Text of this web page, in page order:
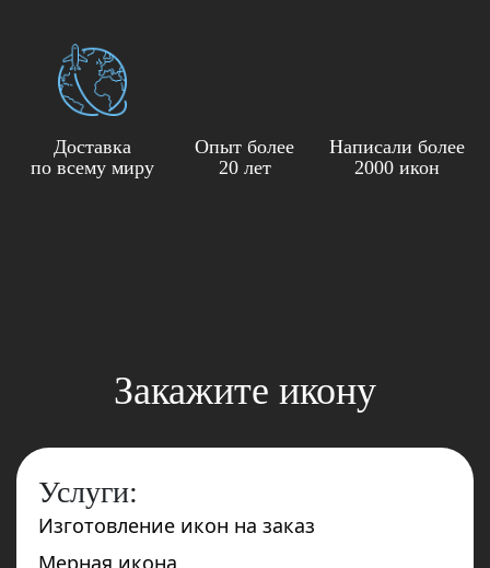
Доставка
по всему миру
Опыт более
20 лет
Написали более
2000 икон
Закажите икону
Услуги:
Изготовление икон на заказ
Мерная икона